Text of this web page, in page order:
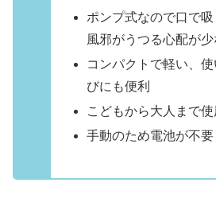
ポンプ式なので口で
風邪がうつる心配が少
コンパクトで軽い、
びにも便利
こどもから大人まで
手動のため電池が不要